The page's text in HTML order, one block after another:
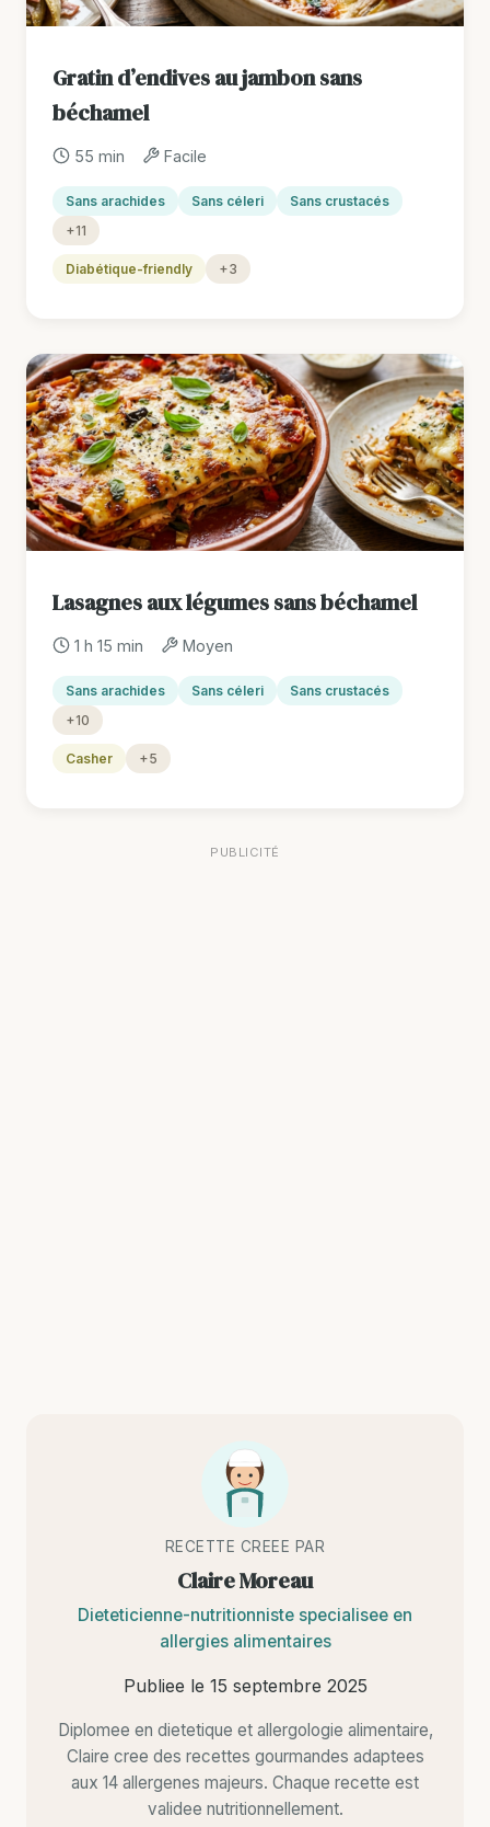
Gratin d’endives au jambon sans
béchamel
55 min Facile
Sans arachides Sans céleri
Sans crustacés
+11
Diabétique-friendly +3
Lasagnes aux légumes sans béchamel
1 h 15 min Moyen
Sans arachides Sans céleri
Sans crustacés
+10
Casher +5
PUBLICITÉ
RECETTE CREEE PAR
Claire Moreau
Dieteticienne-nutritionniste specialisee en
allergies alimentaires
Publiee le 15 septembre 2025
Diplomee en dietetique et allergologie alimentaire,
Claire cree des recettes gourmandes adaptees
aux 14 allergenes majeurs. Chaque recette est
validee nutritionnellement.